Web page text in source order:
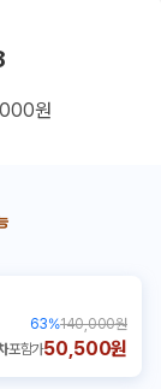
원
63%140,000원
포함가50,500원